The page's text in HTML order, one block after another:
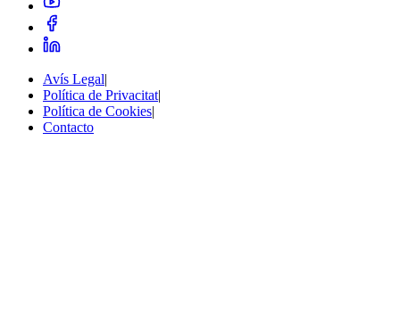
Avís Legal|
Política de Privacitat|
Política de Cookies|
Contacto